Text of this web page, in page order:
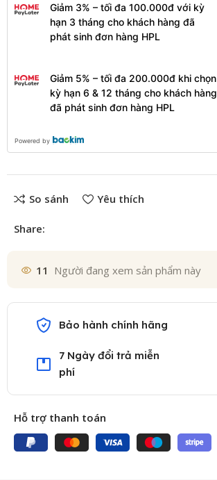
Giảm 3% – tối đa 100.000đ với kỳ
hạn 3 tháng cho khách hàng đã
phát sinh đơn hàng HPL
Giảm 5% – tối đa 200.000đ khi chọn
kỳ hạn 6 & 12 tháng cho khách hàng
đã phát sinh đơn hàng HPL
Powered by
So sánh Yêu thích
Share:
11 Người đang xem sản phẩm này
Bảo hành chính hãng
7 Ngày đổi trả miễn
phí
Hỗ trợ thanh toán